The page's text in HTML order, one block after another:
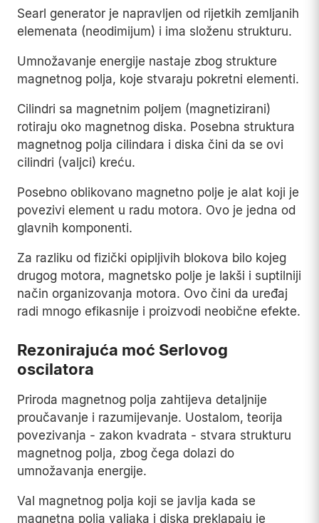
Searl generator je napravljen od rijetkih zemljanih
elemenata (neodimijum) i ima složenu strukturu.
Umnožavanje energije nastaje zbog strukture
magnetnog polja, koje stvaraju pokretni elementi.
Cilindri sa magnetnim poljem (magnetizirani)
rotiraju oko magnetnog diska. Posebna struktura
magnetnog polja cilindara i diska čini da se ovi
cilindri (valjci) kreću.
Posebno oblikovano magnetno polje je alat koji je
povezivi element u radu motora. Ovo je jedna od
glavnih komponenti.
Za razliku od fizički opipljivih blokova bilo kojeg
drugog motora, magnetsko polje je lakši i suptilniji
način organizovanja motora. Ovo čini da uređaj
radi mnogo efikasnije i proizvodi neobične efekte.
Rezonirajuća moć Serlovog
oscilatora
Priroda magnetnog polja zahtijeva detaljnije
proučavanje i razumijevanje. Uostalom, teorija
povezivanja - zakon kvadrata - stvara strukturu
magnetnog polja, zbog čega dolazi do
umnožavanja energije.
Val magnetnog polja koji se javlja kada se
magnetna polja valjaka i diska preklapaju je